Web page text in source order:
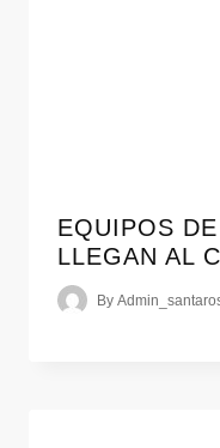
EQUIPOS
LLEGAN AL
By